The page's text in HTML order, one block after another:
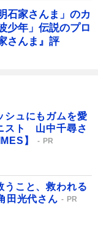
石家さんま」のカ
少年」伝説のプロ
さんま』評
シュにもガムを愛
スト 山中千尋さ
】
PR
うこと、救われる
田光代さん
PR